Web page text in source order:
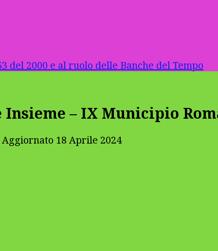
del 2000 e al ruolo delle Banche del Tempo
Insieme – IX Municipio
Aggiornato 18 Aprile 2024